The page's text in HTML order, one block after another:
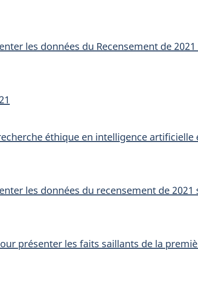
les données du Recensement de 2021
éthique en intelligence artificielle
les données du recensement de 2021
présenter les faits saillants de la